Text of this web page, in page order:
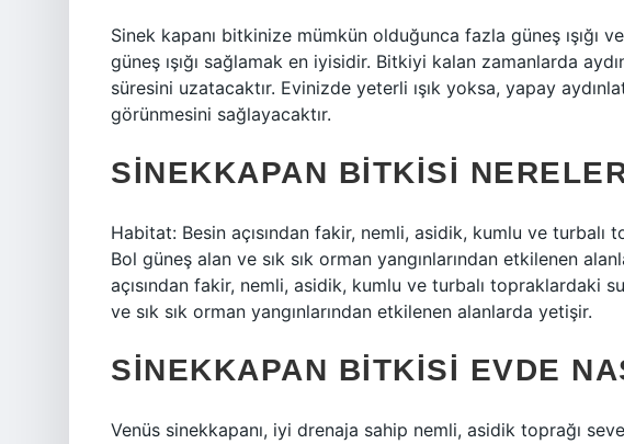
Sinek kapanı bitkinize mümkün olduğunca fazla güneş ışığı
güneş ışığı sağlamak en iyisidir. Bitkiyi kalan zamanlarda
süresini uzatacaktır. Evinizde yeterli ışık yoksa, yapay
görünmesini sağlayacaktır.
SINEKKAPAN BITKISI
Habitat: Besin açısından fakir, nemli, asidik, kumlu ve
Bol güneş alan ve sık sık orman yangınlarından etkilenen
açısından fakir, nemli, asidik, kumlu ve turbalı topraklardaki
ve sık sık orman yangınlarından etkilenen alanlarda yetişir.
SINEKKAPAN BITKISI EVDE
Venüs sinekkapanı, iyi drenaja sahip nemli, asidik toprağı